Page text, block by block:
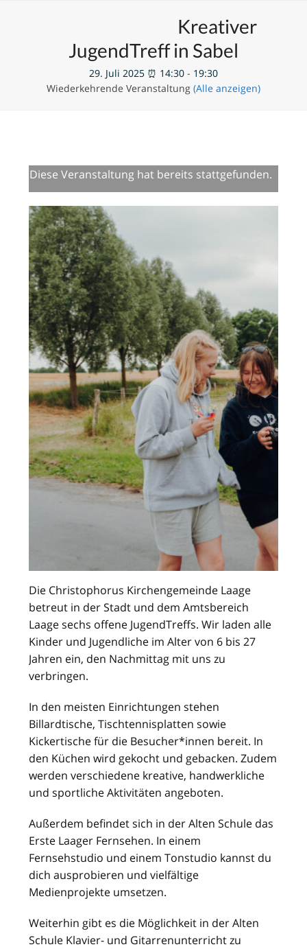
Kreativer
JugendTreff in Sabel
29. Juli 2025 ⏰ 14:30 - 19:30
Wiederkehrende Veranstaltung (Alle anzeigen)
Diese Veranstaltung hat bereits stattgefunden.
Die Christophorus Kirchengemeinde Laage
betreut in der Stadt und dem Amtsbereich
Laage sechs offene JugendTreffs. Wir laden alle
Kinder und Jugendliche im Alter von 6 bis 27
Jahren ein, den Nachmittag mit uns zu
verbringen.
In den meisten Einrichtungen stehen
Billardtische, Tischtennisplatten sowie
Kickertische für die Besucher*innen bereit. In
den Küchen wird gekocht und gebacken. Zudem
werden verschiedene kreative, handwerkliche
und sportliche Aktivitäten angeboten.
Außerdem befindet sich in der Alten Schule das
Erste Laager Fernsehen. In einem
Fernsehstudio und einem Tonstudio kannst du
dich ausprobieren und vielfältige
Medienprojekte umsetzen.
Weiterhin gibt es die Möglichkeit in der Alten
Schule Klavier- und Gitarrenunterricht zu